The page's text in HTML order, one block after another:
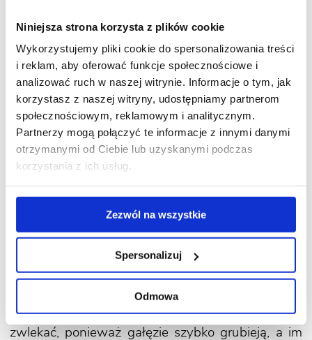
Niniejsza strona korzysta z plików cookie
Wykorzystujemy pliki cookie do spersonalizowania treści
i reklam, aby oferować funkcje społecznościowe i
analizować ruch w naszej witrynie. Informacje o tym, jak
korzystasz z naszej witryny, udostępniamy partnerom
społecznościowym, reklamowym i analitycznym.
Partnerzy mogą połączyć te informacje z innymi danymi
otrzymanymi od Ciebie lub uzyskanymi podczas
korzystania z ich usług.
Zezwól na wszystkie
Spersonalizuj
Odmowa
Czy tulipanowiec wymaga cięcia?
W zasadzie tulipanowiec nie wymaga
usuwamy zbędne pędy. Trzeba obserwować,
czy tulipanowiec utrzymuje zgrabną sylwetkę
i przycinać pędy rosnące za nisko
lub w niewłaściwym kierunku. Nie należy z tym
zwlekać, ponieważ gałęzie szybko grubieją, a im